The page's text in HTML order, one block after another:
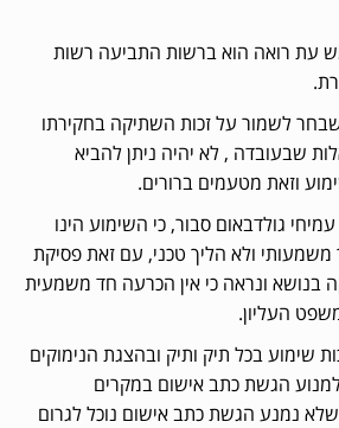
עת רואה הוא ברשות התביעה רשות
לשמור על זכות השתיקה בחקירתו
שבעובדה , לא יהיה ניתן להביא
וזאת מטעמים ברורים.
גולדבאום סבור, כי השימוע הינו
משמעותי ולא הליך טכני, עם זאת פסיקת
בנושא ונראה כי אין הכרעה חד משמעית
העליון.
שימוע בכל תיק ותיק ובהצגת הנימוקים
למנוע הגשת כתב אישום במקרים
נמנע הגשת כתב אישום נוכל לגרום